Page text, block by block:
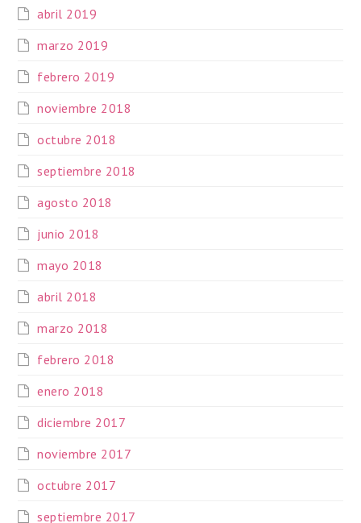
abril 2019
marzo 2019
febrero 2019
noviembre 2018
octubre 2018
septiembre 2018
agosto 2018
junio 2018
mayo 2018
abril 2018
marzo 2018
febrero 2018
enero 2018
diciembre 2017
noviembre 2017
octubre 2017
septiembre 2017